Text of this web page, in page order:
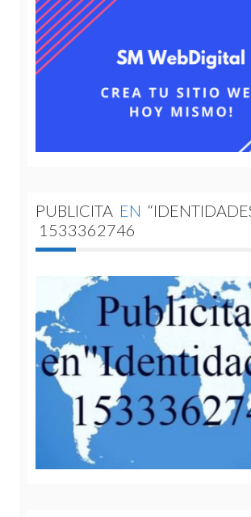
PUBLICITA EN
1533362746